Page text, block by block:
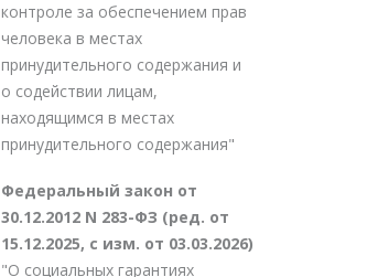
контроле за обеспечением прав
человека в местах
принудительного содержания и
о содействии лицам,
находящимся в местах
принудительного содержания"
Федеральный закон от
30.12.2012 N 283-ФЗ (ред. от
15.12.2025, с изм. от 03.03.2026)
"О социальных гарантиях